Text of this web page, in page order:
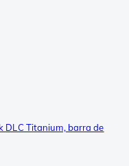
DLC Titanium, barra de